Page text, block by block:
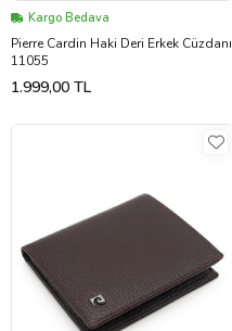
Kargo Bedava
Pierre Cardin Haki Deri Erkek Cüzdanı
11055
1.999,00 TL